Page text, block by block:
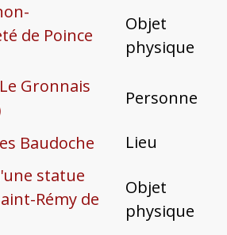
de Poince
Objet
physique
Gronnais
Personne
Baudoche
Lieu
statue
Rémy de
Objet
physique